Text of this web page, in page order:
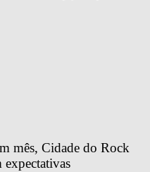
mês, Cidade do Rock
expectativas